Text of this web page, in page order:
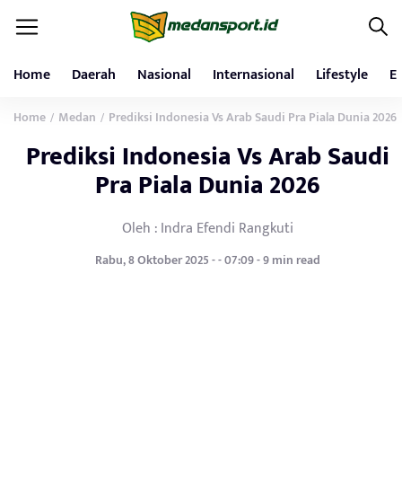
Home Daerah Nasional Internasional Lifestyle
Home / Medan / Prediksi Indonesia Vs Arab Saudi Pra Piala Dunia 2026
Prediksi Indonesia Vs Arab Saudi
Pra Piala Dunia 2026
Oleh : Indra Efendi Rangkuti
Rabu, 8 Oktober 2025 - - 07:09 - 9 min read